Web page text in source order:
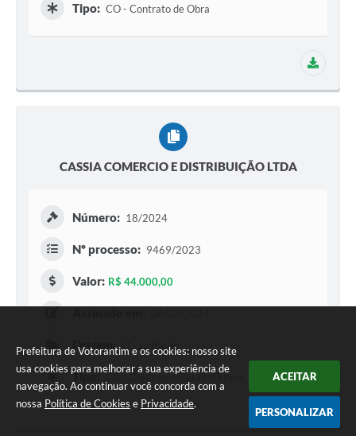
Prefeitura de Votorantim e os cookies: nosso site
usa cookies para melhorar a sua experiência de
navegação. Ao continuar você concorda com a
nossa Política de Cookies e Privacidade.
ACEITAR
PERSONALIZAR
Tipo: CO - Contrato de Obra
CASSIA COMERCIO E DISTRIBUIÇÃO LTDA
Número: 18/2024
Nº processo: 9469/2023
Valor: R$ 44.000,00
Origem: LI - Licitação
Tipo: CG - Contratos Gerais/Outros